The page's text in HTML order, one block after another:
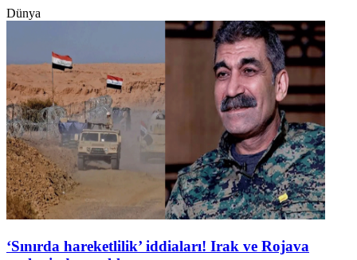
Dünya
‘Sınırda hareketlilik’ iddiaları! Irak ve Rojava